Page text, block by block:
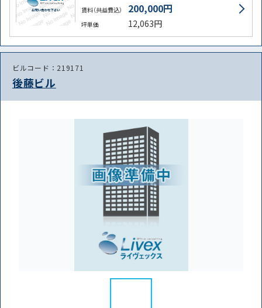
賃料（共益費込） 200,000円
坪単価 12,063円
ビルコード：219171
後藤ビル